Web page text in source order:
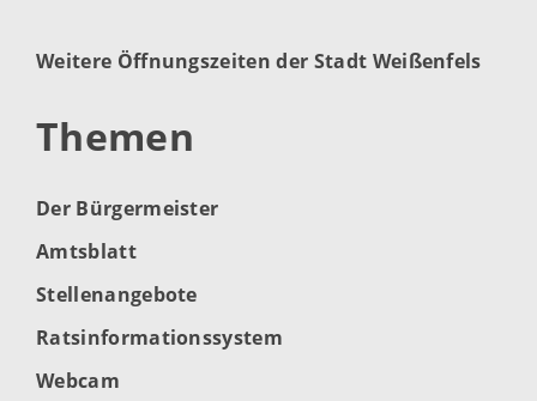
Weitere Öffnungszeiten der Stadt Weißenfels
Themen
Der Bürgermeister
Amtsblatt
Stellenangebote
Ratsinformationssystem
Webcam